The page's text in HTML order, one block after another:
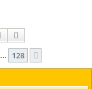
Buscar
128